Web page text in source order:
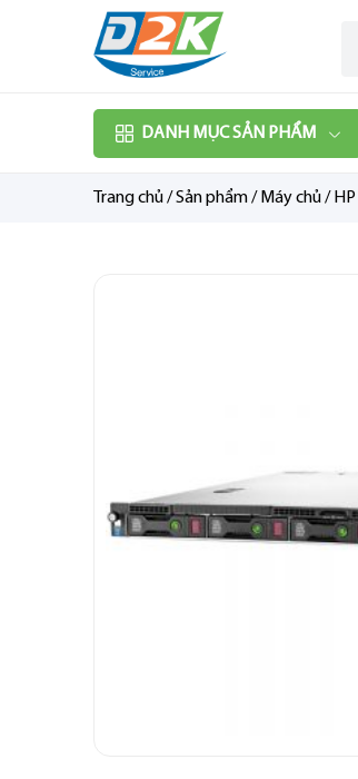
DANH MỤC SẢN PHẨM
Trang chủ/Sản phẩm/ Máy chủ/ HP